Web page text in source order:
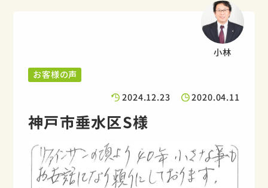
小林
お客様の声
2024.12.23
2020.04.11
神戸市垂水区S様